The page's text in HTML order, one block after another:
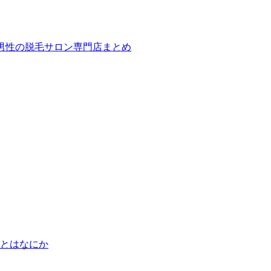
性の脱毛サロン専門店まとめ
はなにか